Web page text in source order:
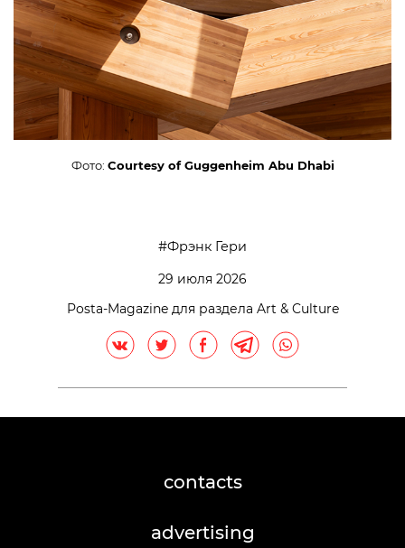
Фото: Courtesy of Guggenheim Abu Dhabi
Фрэнк Гери
29 июля 2026
Posta-Magazine для раздела Art & Culture
contacts
advertising